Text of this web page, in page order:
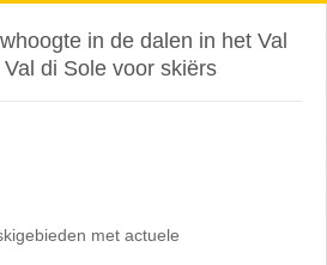
in de dalen in het Val
di Sole voor skiërs
met actuele